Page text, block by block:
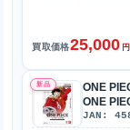
買取価格25,000 円
新品
ONE
ONE
JAN: